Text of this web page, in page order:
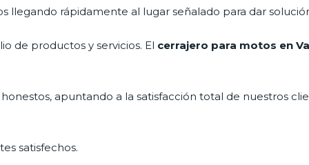
llegando rápidamente al lugar señalado para dar
de productos y servicios. El cerrajero para motos en
apuntando a la satisfacción total de nuestros
satisfechos.